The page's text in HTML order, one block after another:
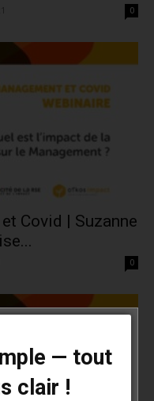
0
Covid | Suzanne
0
— tout
clair !